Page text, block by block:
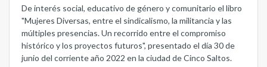
De interés social, educativo de género y comunitario el libro
"Mujeres Diversas, entre el sindicalismo, la militancia y las
múltiples presencias. Un recorrido entre el compromiso
histórico y los proyectos futuros", presentado el día 30 de
junio del corriente año 2022 en la ciudad de Cinco Saltos.